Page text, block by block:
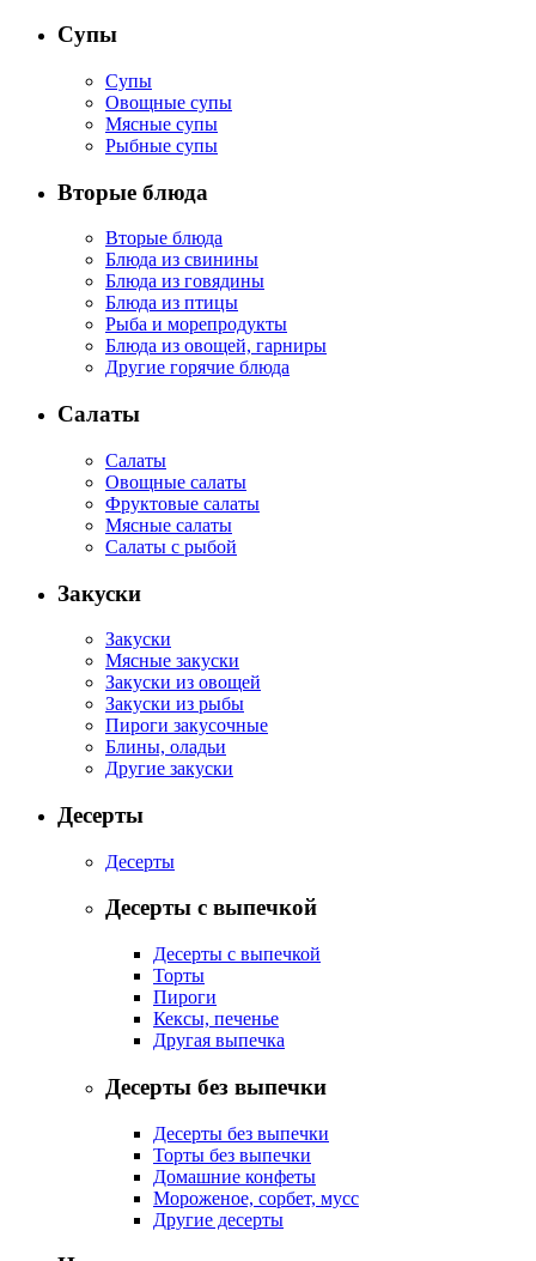
Супы
Супы
Овощные супы
Мясные супы
Рыбные супы
Вторые блюда
Вторые блюда
Блюда из свинины
Блюда из говядины
Блюда из птицы
Рыба и морепродукты
Блюда из овощей, гарниры
Другие горячие блюда
Салаты
Салаты
Овощные салаты
Фруктовые салаты
Мясные салаты
Салаты с рыбой
Закуски
Закуски
Мясные закуски
Закуски из овощей
Закуски из рыбы
Пироги закусочные
Блины, оладьи
Другие закуски
Десерты
Десерты
Десерты с выпечкой
Десерты с выпечкой
Торты
Пироги
Кексы, печенье
Другая выпечка
Десерты без выпечки
Десерты без выпечки
Торты без выпечки
Домашние конфеты
Мороженое, сорбет, мусс
Другие десерты